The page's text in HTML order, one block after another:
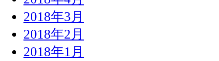
2018年3月
2018年2月
2018年1月